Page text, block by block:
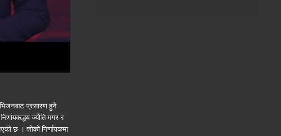
प्रसारण हुने
ज्योति मगर र
छ । शोको निर्णायकमा